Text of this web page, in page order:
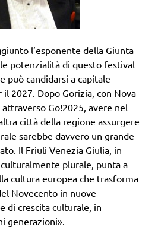
l’esponente della Giunta
potenzialità di questo festival
può candidarsi a capitale
2027. Dopo Gorizia, con Nova
Go!2025, avere nel
città della regione assurgere
sarebbe davvero un grande
Il Friuli Venezia Giulia, in
plurale, punta a
cultura europea che trasforma
Novecento in nuove
di crescita culturale, in
generazioni».